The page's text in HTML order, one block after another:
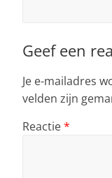
Geef een
Je e-mailadres
velden zijn
Reactie*